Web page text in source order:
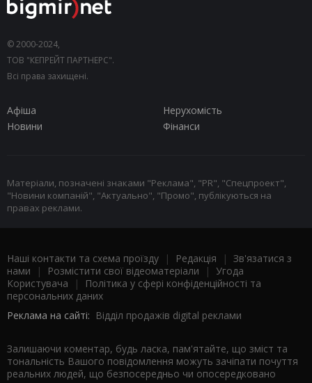
© 2000-2024,
ТОВ "КЕПРЕЙТ ПАРТНЕРС".
Всі права захищені.
Афіша
Нерухомість
Новини
Фінанси
Матеріали, позначені знаками "Реклама", "PR", "Спецпроект",
"Новини компаній", "Актуально", "Промо", публікуються на
правах реклами.
Наші контакти та схема проїзду | Редакція | Зв'язатися з
нами | Розмістити свої відеоматеріали | Угода
Користувача |
Політика у сфері конфіденційності та
персональних даних
Реклама на сайті: Відділ продажів digital реклами
Залишаючи коментар, будь ласка, пам'ятайте, що зміст та
тональність Вашого повідомлення можуть зачіпати почуття
реальних людей, що безпосередньо чи опосередковано